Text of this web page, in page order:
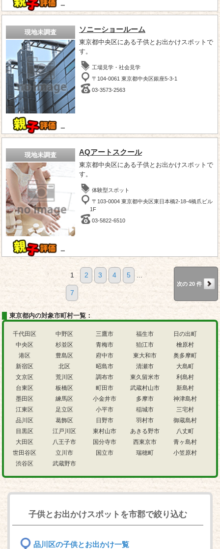
－
現地未調査
－
ソニーショールーム
東京都中央区にある子供とお出かけスポットで
す。
工場見学・社会見学
〒104-0061 東京都中央区銀座5-3-1
03-3573-2563
現地未調査
－
AQアートスクール
東京都中央区にある子供とお出かけスポットで
す。
体験型スポット
〒103-0004 東京都中央区東日本橋2-18-4橋爪ビル
1F
03-5822-6510
1 2 3 4 5 ...
7
次の 20 件
東京都内の対象市町村一覧：
千代田区
中央区
港区
新宿区
文京区
台東区
墨田区
江東区
品川区
目黒区
大田区
世田谷区
渋谷区
中野区
杉並区
豊島区
北区
荒川区
板橋区
練馬区
足立区
葛飾区
江戸川区
八王子市
立川市
武蔵野市
三鷹市
青梅市
府中市
昭島市
調布市
町田市
小金井市
小平市
日野市
東村山市
国分寺市
国立市
福生市
狛江市
東大和市
清瀬市
東久留米市
武蔵村山市
多摩市
稲城市
羽村市
あきる野市
西東京市
瑞穂町
日の出町
檜原村
奥多摩町
大島町
利島村
新島村
神津島村
三宅村
御蔵島村
八丈町
青ヶ島村
小笠原村
子供とお出かけスポットを市郡で絞り込む
品川区の子供とお出かけ一覧